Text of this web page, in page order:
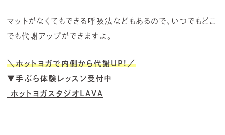
マットがなくてもできる呼吸法などもあるので、いつでもどこ
でも代謝アップができますよ。
＼ホットヨガで内側から代謝UP!／
▼手ぶら体験レッスン受付中
ホットヨガスタジオLAVA